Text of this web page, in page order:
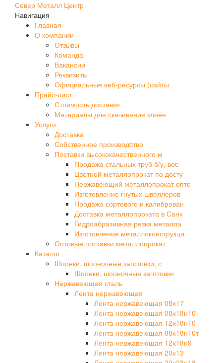
Север Металл Центр
Навигация
Главная
О компании
Отзывы
Команда
Вакансии
Реквизиты
Официальные веб-ресурсы (сайты
Прайс-лист
Стоимость доставки
Материалы для скачивания клиен
Услуги
Доставка
Собственное производcтво
Поставки высококачественного м
Продажа стальных труб б/у, воc
Цветной металлопрокат по досту
Нержавеющий металлопрокат опто
Изготовление гнутых швеллеров
Продажа сортового и калиброван
Доставка металлопроката в Санк
Гидроабразивная резка металла
Изготовление металлоконструкци
Оптовые поставки металлопрокат
Каталог
Шпонки, шпоночные заготовки, с
Шпонки, шпоночные заготовки
Нержавеющая сталь
Лента нержавеющая
Лента нержавеющая 08х17
Лента нержавеющая 08х18н10
Лента нержавеющая 12х18н10
Лента нержавеющая 08х18н10т
Лента нержавеющая 12х18н9
Лента нержавеющая 20х13